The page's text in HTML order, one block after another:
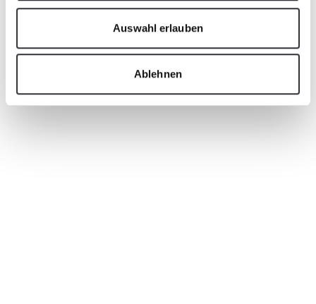
Auswahl erlauben
Ablehnen